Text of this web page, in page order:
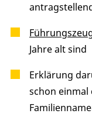
Jahre alt sind
Erklärung
schon einmal